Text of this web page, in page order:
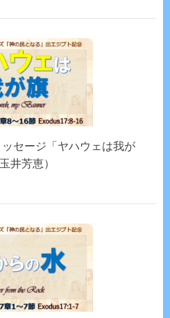
セージ「ヤハウェは我が
井芳恵）